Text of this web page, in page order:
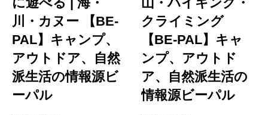
川・カヌー 【BE-
PAL】キャンプ、
アウトドア、自然
派生活の情報源ビ
ーパル
クライミング
【BE-PAL】キャ
ンプ、アウトド
ア、自然派生活の
情報源ビーパル